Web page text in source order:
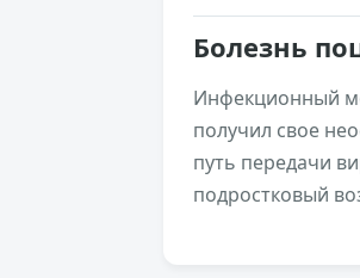
Болезнь
Инфекционный
получил свое
путь передачи
подростковый